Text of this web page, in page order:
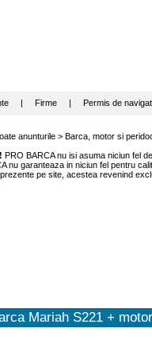
| Firme| Permis de
anunturile> Barca, motor si
PRO BARCA nu isi asuma niciun fel
nu garanteaza in niciun fel pentru
pe site, acestea revenind
Mariah S221 +